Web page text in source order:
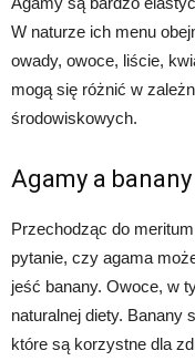
W naturze ich menu
owady, owoce, liście,
mogą się różnić w
środowiskowych.
Agamy a banany
Przechodząc do
pytanie, czy agama
jeść banany. Owoce, w
naturalnej diety. Banany
które są korzystne dla